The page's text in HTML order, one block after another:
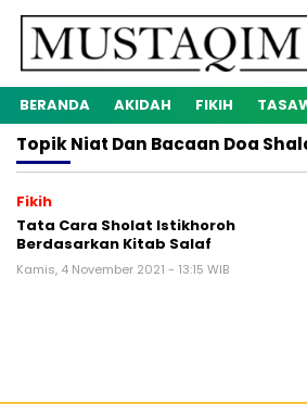
BERANDA AKIDAH FIKIH
TopikNiat Dan Bacaan Doa
Fikih
Tata Cara Sholat Istikhoroh
Berdasarkan Kitab Salaf
Kamis, 4 November 2021 - 13:15 WIB